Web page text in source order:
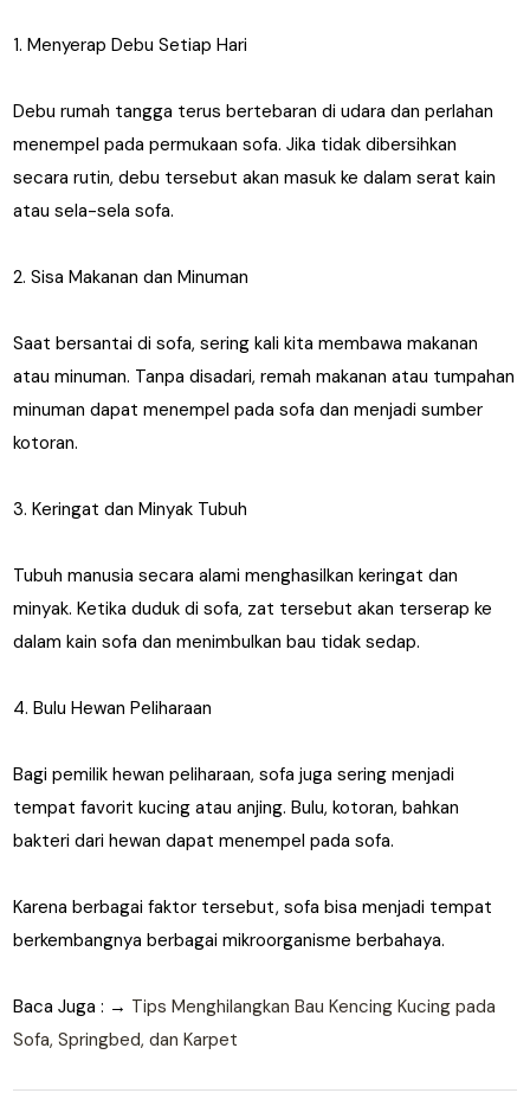
1. Menyerap Debu Setiap Hari
Debu rumah tangga terus bertebaran di udara dan perlahan
menempel pada permukaan sofa. Jika tidak dibersihkan
secara rutin, debu tersebut akan masuk ke dalam serat kain
atau sela-sela sofa.
2. Sisa Makanan dan Minuman
Saat bersantai di sofa, sering kali kita membawa makanan
atau minuman. Tanpa disadari, remah makanan atau tumpahan
minuman dapat menempel pada sofa dan menjadi sumber
kotoran.
3. Keringat dan Minyak Tubuh
Tubuh manusia secara alami menghasilkan keringat dan
minyak. Ketika duduk di sofa, zat tersebut akan terserap ke
dalam kain sofa dan menimbulkan bau tidak sedap.
4. Bulu Hewan Peliharaan
Bagi pemilik hewan peliharaan, sofa juga sering menjadi
tempat favorit kucing atau anjing. Bulu, kotoran, bahkan
bakteri dari hewan dapat menempel pada sofa.
Karena berbagai faktor tersebut, sofa bisa menjadi tempat
berkembangnya berbagai mikroorganisme berbahaya.
Baca Juga : → Tips Menghilangkan Bau Kencing Kucing pada
Sofa, Springbed, dan Karpet